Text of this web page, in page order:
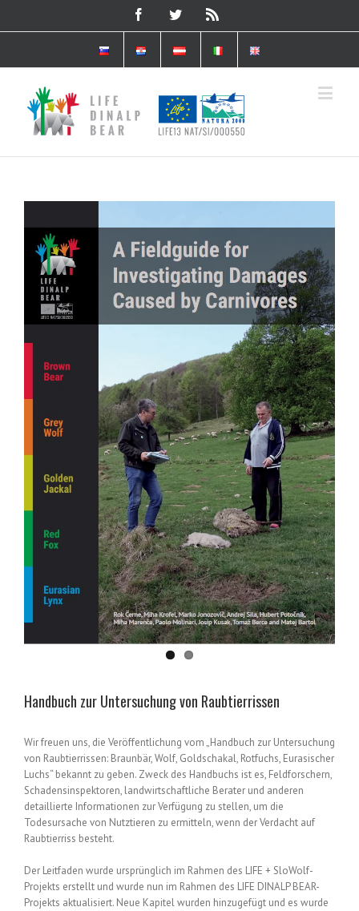
Handbuch zur Untersuchung von Raubtierrissen
Wir freuen uns, die Veröffentlichung vom „Handbuch zur Untersuchung
von Raubtierrissen: Braunbär, Wolf, Goldschakal, Rotfuchs, Eurasischer
Luchs“ bekannt zu geben. Zweck des Handbuchs ist es, Feldforschern,
Schadensinspektoren, landwirtschaftliche Berater und anderen
detaillierte Informationen zur Verfügung zu stellen, um die
Todesursache von Nutztieren zu ermitteln, wenn der Verdacht auf
Raubtierriss besteht.
Der Leitfaden wurde ursprünglich im Rahmen des LIFE + SloWolf-
Projekts erstellt und wurde nun im Rahmen des LIFE DINALP BEAR-
Projekts aktualisiert. Neue Kapitel wurden hinzugefügt und es wurde